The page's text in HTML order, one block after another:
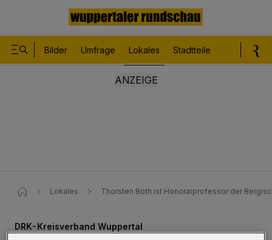
Bilder Umfrage Lokales Stadtteile
Lokales Thorsten Böth ist Honorarprofessor der
DRK-Kreisverband Wuppertal